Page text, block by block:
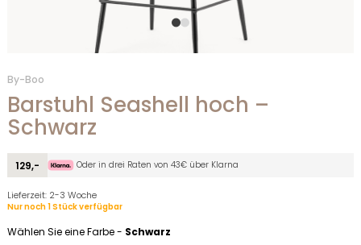
By-Boo
Barstuhl Seashell hoch –
Schwarz
129,- Oder in drei Raten von 43€ über Klarna
Lieferzeit: 2-3 Woche
Nur noch 1 Stück verfügbar
Wählen Sie eine Farbe - Schwarz